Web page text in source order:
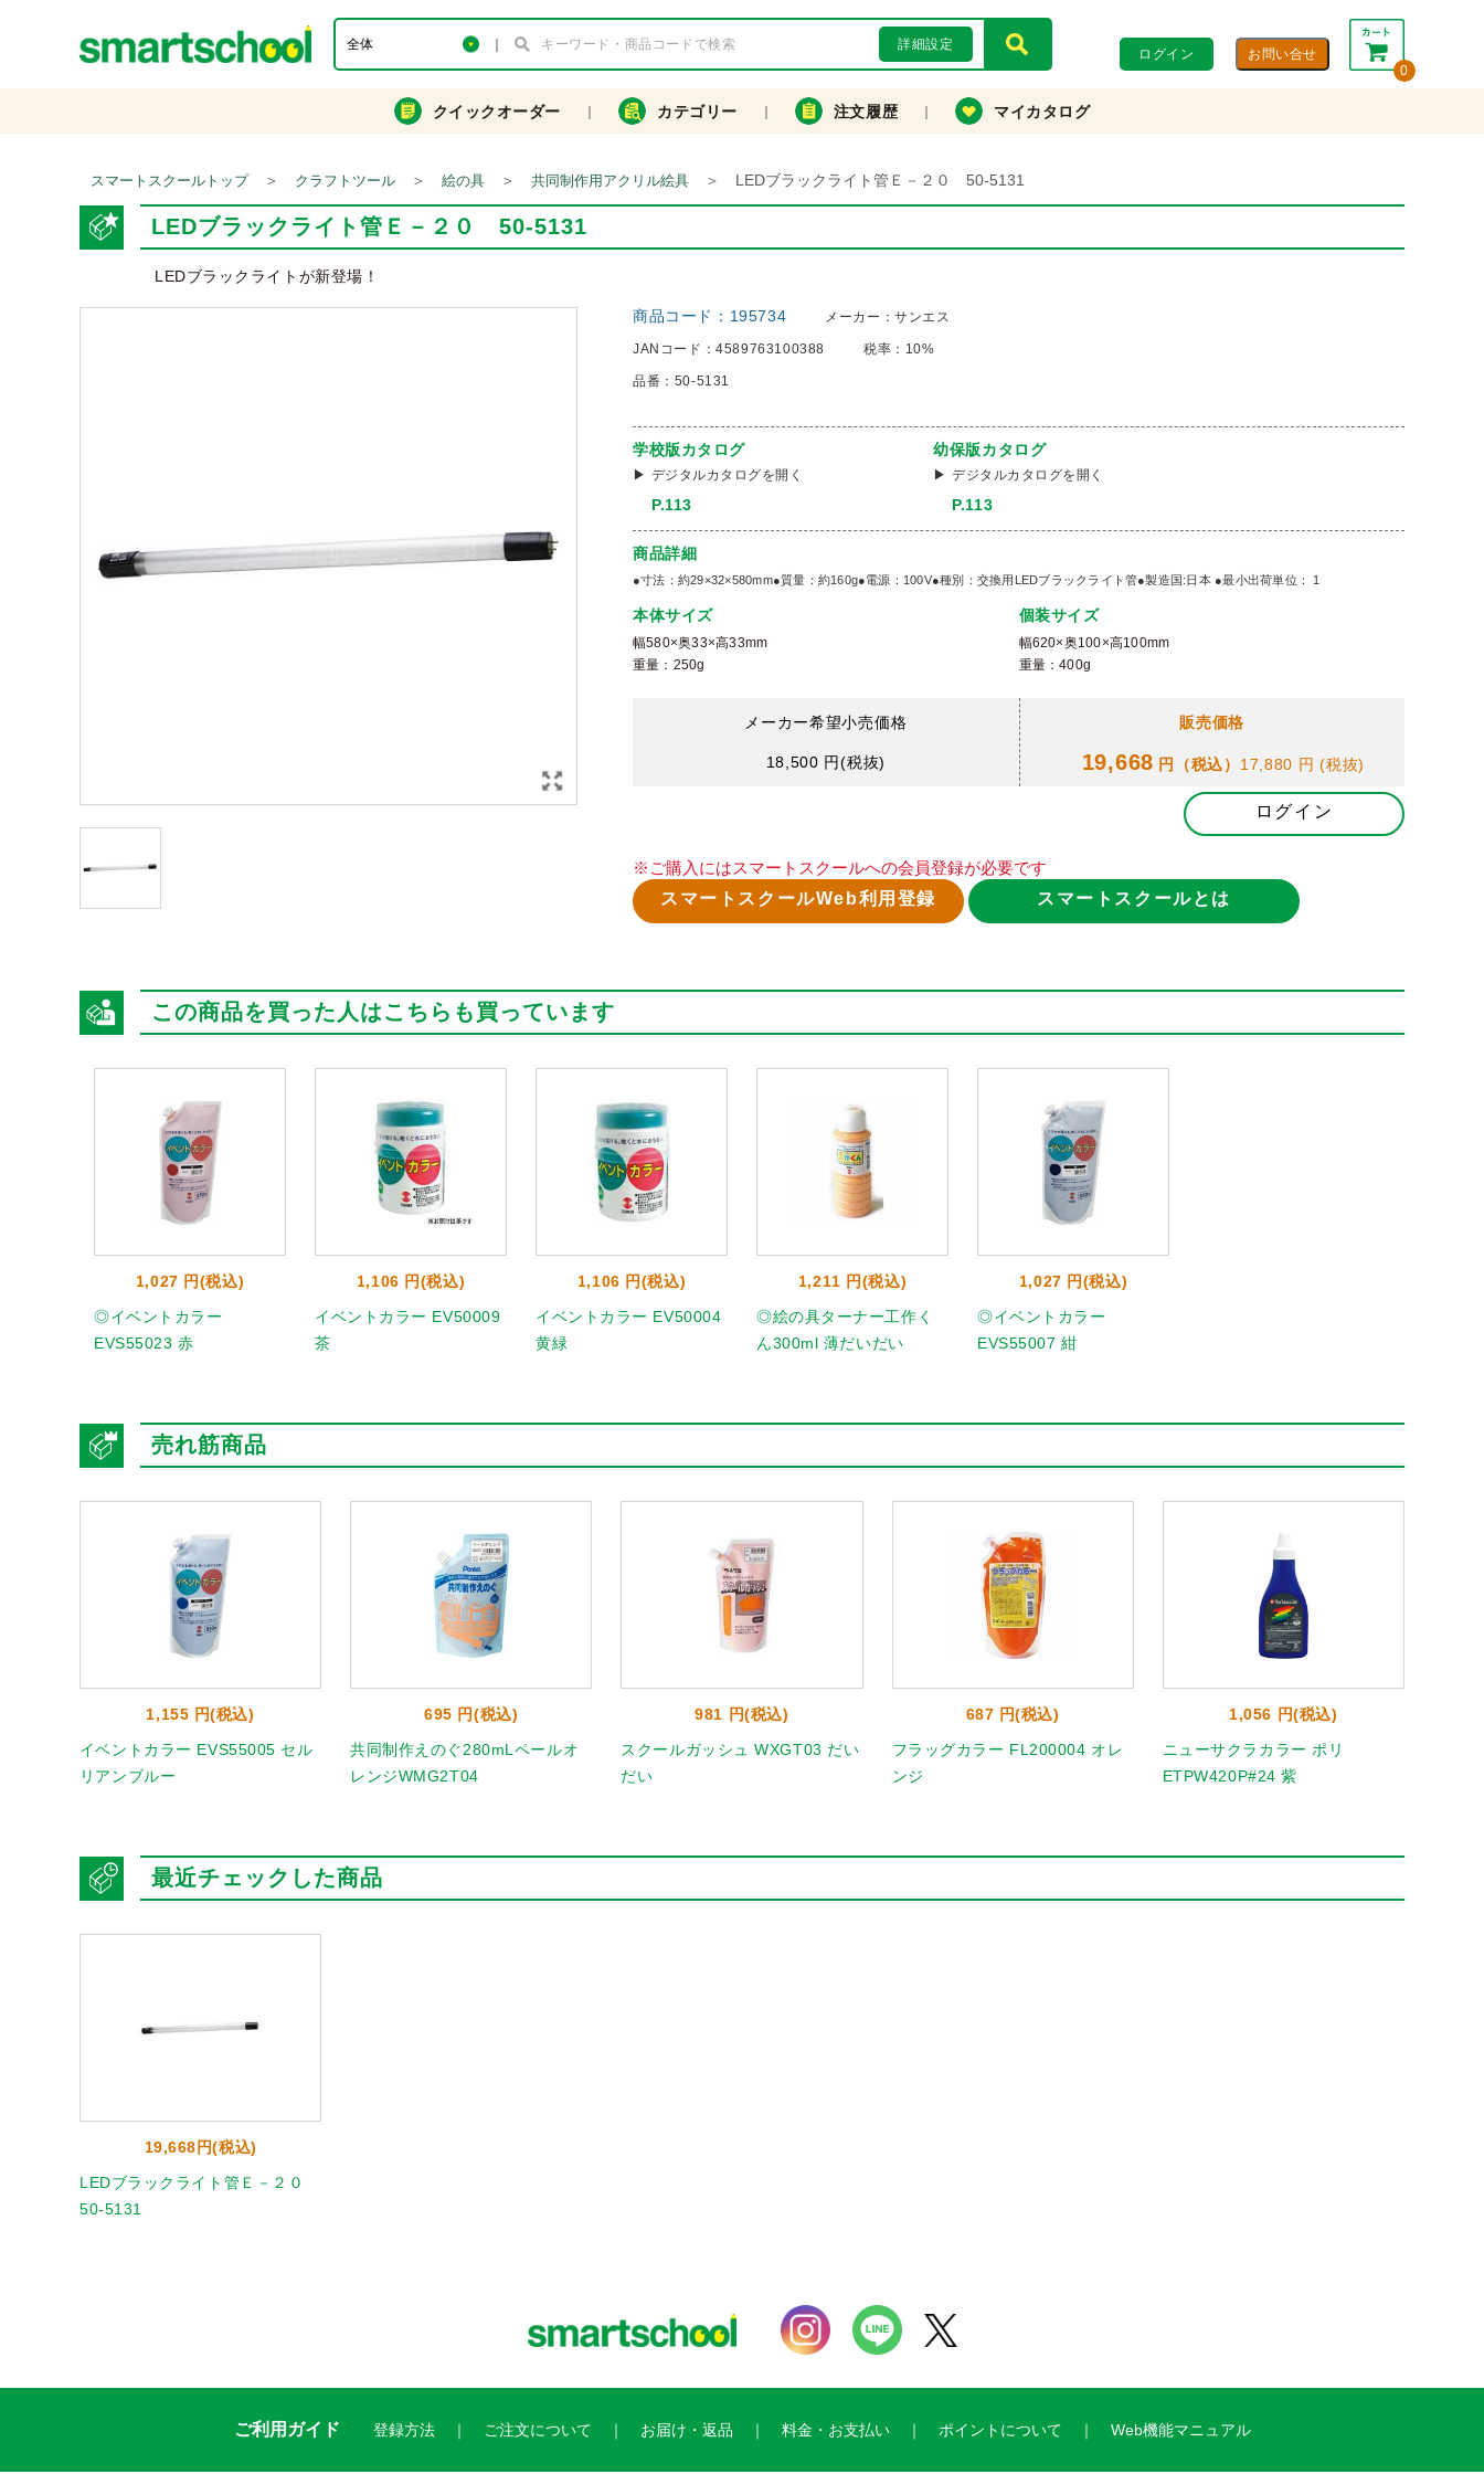
詳細設定
ログイン
0
合計： 0円
カートを見る・注文する
クイックオーダー カテゴリー 注文履歴 マイカタログ
スマートスクールトップ ＞ クラフトツール ＞ 絵の具 ＞ 共同制作用アクリル絵具 ＞ LEDブラックライト管Ｅ－２０ 50-5131
LEDブラックライト管Ｅ－２０ 50-5131
LEDブラックライトが新登場！
商品コード： 195734 メーカー：サンエス
JANコード：4589763100388 税率： 10%
品番： 50-5131
学校版カタログ
デジタルカタログを開く
P.113
幼保版カタログ
デジタルカタログを開く
P.113
商品詳細
●寸法：約29×32×580mm●質量：約160g●電源：100V●種別：交換用LEDブラックライト管●製造国:日本 ●最小出荷単位： 1
本体サイズ
幅580×奥33×高33mm
重量：250g
個装サイズ
幅620×奥100×高100mm
重量：400g
メーカー希望小売価格
18,500 円(税抜)
販売価格
19,668 円（税込） 17,880 円(税抜)
ログイン
※ご購入にはスマートスクールへの会員登録が必要です
スマートスクールWeb利用登録
スマートスクールとは
この商品を買った人はこちらも買っています
1,027 円(税込)
◎イベントカラー
EVS55023 赤
1,106 円(税込)
イベントカラー EV50009
茶
1,106 円(税込)
イベントカラー EV50004
黄緑
1,211 円(税込)
◎絵の具ターナー工作く
ん300ml 薄だいだい
1,027 円(税込)
◎イベントカラー
EVS55007 紺
売れ筋商品
1,155 円(税込)
イベントカラー EVS55005 セル
リアンブルー
695 円(税込)
共同制作えのぐ280mLペールオ
レンジWMG2T04
981 円(税込)
スクールガッシュ WXGT03 だい
だい
687 円(税込)
フラッグカラー FL200004 オレ
ンジ
1,056 円(税込)
ニューサクラカラー ポリ
ETPW420P#24 紫
最近チェックした商品
19,668円(税込)
LEDブラックライト管Ｅ－２０
50-5131
ご利用ガイド 登録方法 ご注文について お届け・返品 料金・お支払い ポイントについて Web機能マニュアル